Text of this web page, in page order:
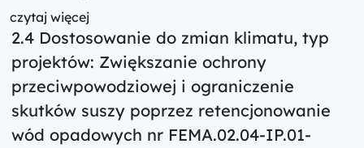
czytaj więcej
2.4 Dostosowanie do zmian klimatu, typ
projektów: Zwiększanie ochrony
przeciwpowodziowej i ograniczenie
skutków suszy poprzez retencjonowanie
wód opadowych nr FEMA.02.04-IP.01-